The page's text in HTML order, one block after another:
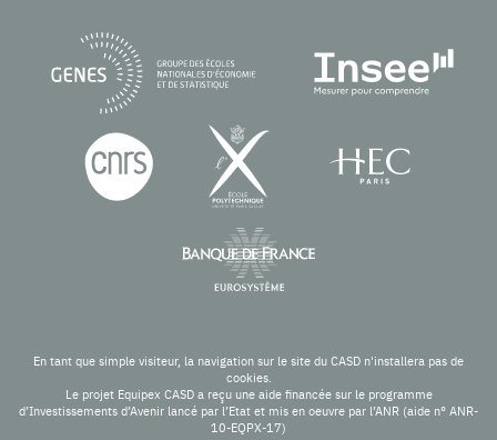
En tant que simple visiteur, la navigation sur le site du CASD n'installera pas de
cookies.
Le projet Equipex CASD a reçu une aide financée sur le programme
d’Investissements d’Avenir lancé par l’Etat et mis en oeuvre par l’ANR (aide n° ANR-
10-EQPX-17)